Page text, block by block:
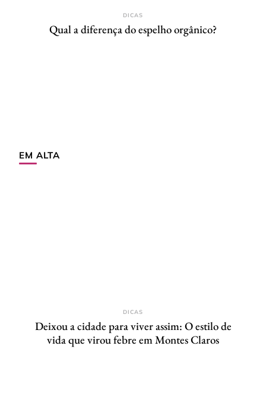
DICAS
Qual a diferença do espelho orgânico?
EM ALTA
DICAS
Deixou a cidade para viver assim: O estilo de
vida que virou febre em Montes Claros